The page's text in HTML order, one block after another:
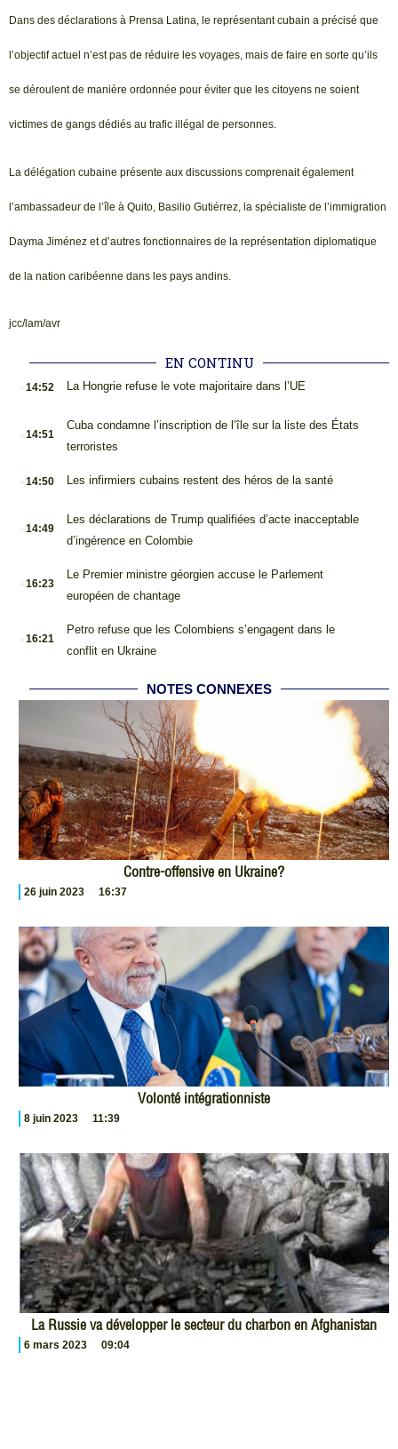
Dans des déclarations à Prensa Latina, le représentant cubain a précisé que
l’objectif actuel n’est pas de réduire les voyages, mais de faire en sorte qu’ils
se déroulent de manière ordonnée pour éviter que les citoyens ne soient
victimes de gangs dédiés au trafic illégal de personnes.
La délégation cubaine présente aux discussions comprenait également
l’ambassadeur de l’île à Quito, Basilio Gutiérrez, la spécialiste de l’immigration
Dayma Jiménez et d’autres fonctionnaires de la représentation diplomatique
de la nation caribéenne dans les pays andins.
jcc/lam/avr
EN CONTINU
14:52 La Hongrie refuse le vote majoritaire dans l’UE
14:51
Cuba condamne l’inscription de l’île sur la liste des États
terroristes
14:50 Les infirmiers cubains restent des héros de la santé
14:49
Les déclarations de Trump qualifiées d’acte inacceptable
d’ingérence en Colombie
16:23
Le Premier ministre géorgien accuse le Parlement
européen de chantage
16:21
Petro refuse que les Colombiens s’engagent dans le
conflit en Ukraine
NOTES CONNEXES
Contre-offensive en Ukraine?
26 juin 2023 16:37
Volonté intégrationniste
8 juin 2023 11:39
La Russie va développer le secteur du charbon en Afghanistan
6 mars 2023 09:04